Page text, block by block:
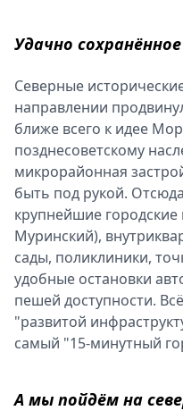
Удачно
Северные
направлении
ближе всего к идее
позднесоветскому
микрорайонная
быть под рукой.
крупнейшие
Муринский),
сады, поликлиники,
удобные остановки
пешей доступности.
"развитой
самый "15-минутный
А мы пойдём на